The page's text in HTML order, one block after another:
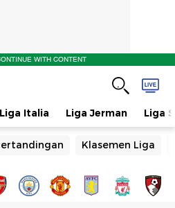
WITH CONTENT
Liga Italia Liga Jerman Liga
Klasemen Liga